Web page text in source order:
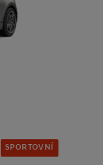
SPORTOVNÍ